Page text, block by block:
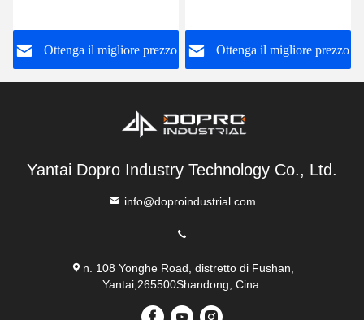
idraulico Vibro Ripper
Ottenga il migliore prezzo
Santui
Ottenga il migliore prezzo
Yantai Dopro Industry Technology Co., Ltd.
info@doproindustrial.com
n. 108 Yonghe Road, distretto di Fushan,
Yantai,265500Shandong, Cina.